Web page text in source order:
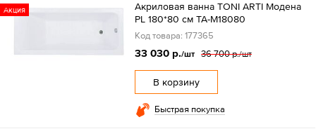
Акция
Акриловая ванна TONI ARTI Модена
PL 180*80 см TA-M18080
Код товара: 177365
33 030 р./шт 36 700 р./шт
В корзину
Быстрая покупка